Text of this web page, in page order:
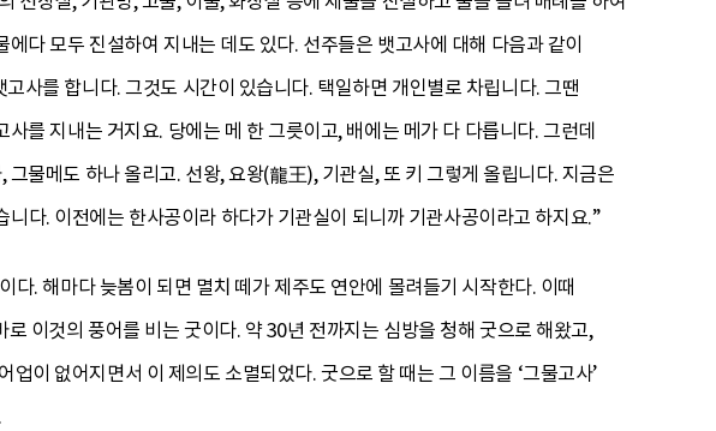
다 모두 진설하여 지내는 데도 있다. 선주들은 뱃고사에 대해 다음과 같이
사를 합니다. 그것도 시간이 있습니다. 택일하면 개인별로 차립니다. 그땐
를 지내는 거지요. 당에는 메 한 그릇이고, 배에는 메가 다 다릅니다. 그런데
물메도 하나 올리고. 선왕, 요왕(龍王), 기관실, 또 키 그렇게 올립니다. 지금은
다. 이전에는 한사공이라 하다가 기관실이 되니까 기관사공이라고 하지요.”
다. 해마다 늦봄이 되면 멸치 떼가 제주도 연안에 몰려들기 시작한다. 이때
이것의 풍어를 비는 굿이다. 약 30년 전까지는 심방을 청해 굿으로 해왔고,
이 없어지면서 이 제의도 소멸되었다. 굿으로 할 때는 그 이름을 ‘그물고사’